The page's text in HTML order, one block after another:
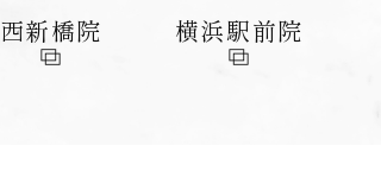
西新橋院 横浜駅前院